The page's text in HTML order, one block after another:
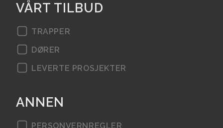
Mester project 63
Mester project 62
Mester project 61
Mester project 60
Mester project 59
VÅRT TILBUD
TRAPPER
DØRER
LEVERTE PROSJEKTER
ANNEN
PERSONVERNREGLER